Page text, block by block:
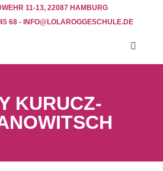
11-13, 22087 HAMBURG
68 - INFO@LOLAROGGESCHULE.DE​
KURUCZ-